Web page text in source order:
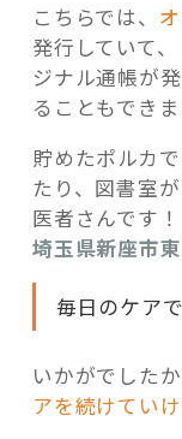
こちらでは、
発行していて
ジナル通帳が
ることもできま
貯めたポルカ
たり、図書室
医者さんです！
埼玉県新座市
毎日のケア
いかがでした
アを続けてい